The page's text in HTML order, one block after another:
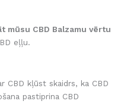
mūsu CBD Balzamu vērtu
eļļu.
CBD kļūst skaidrs, ka CBD
pastiprina CBD